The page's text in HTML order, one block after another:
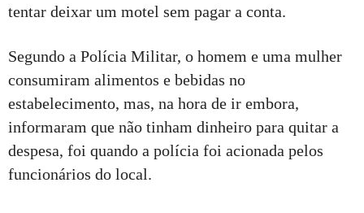
tentar deixar um motel sem pagar a conta.
Segundo a Polícia Militar, o homem e uma mulher
consumiram alimentos e bebidas no
estabelecimento, mas, na hora de ir embora,
informaram que não tinham dinheiro para quitar a
despesa, foi quando a polícia foi acionada pelos
funcionários do local.